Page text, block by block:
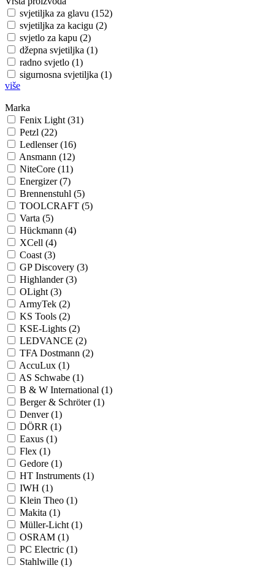
svjetiljka za glavu (152)
svjetiljka za kacigu (2)
svjetlo za kapu (2)
džepna svjetiljka (1)
radno svjetlo (1)
sigurnosna svjetiljka (1)
više
Marka
Fenix Light (31)
Petzl (22)
Ledlenser (16)
Ansmann (12)
NiteCore (11)
Energizer (7)
Brennenstuhl (5)
TOOLCRAFT (5)
Varta (5)
Hückmann (4)
XCell (4)
Coast (3)
GP Discovery (3)
Highlander (3)
OLight (3)
ArmyTek (2)
KS Tools (2)
KSE-Lights (2)
LEDVANCE (2)
TFA Dostmann (2)
AccuLux (1)
AS Schwabe (1)
B & W International (1)
Berger & Schröter (1)
Denver (1)
DÖRR (1)
Eaxus (1)
Flex (1)
Gedore (1)
HT Instruments (1)
IWH (1)
Klein Theo (1)
Makita (1)
Müller-Licht (1)
OSRAM (1)
PC Electric (1)
Stahlwille (1)